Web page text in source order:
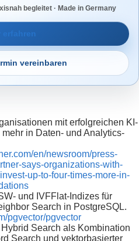
begleitet · Made in Germany
erfahren
vereinbaren
mit erfolgreichen KI-
in Daten- und Analytics-
en/newsroom/press-
says-organizations-with-
up-to-four-times-more-in-
und IVFFlat-Indizes für
Search in PostgreSQL.
pgvector/pgvector
Search als Kombination
Search und vektorbasierter